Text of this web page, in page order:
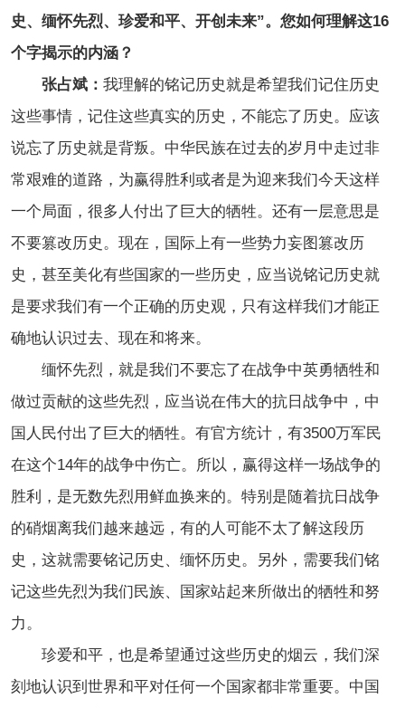
史、缅怀先烈、珍爱和平、开创未来”。您如何理解这16
个字揭示的内涵？
张占斌： 我理解的铭记历史就是希望我们记住历史
这些事情，记住这些真实的历史，不能忘了历史。应该
说忘了历史就是背叛。中华民族在过去的岁月中走过非
常艰难的道路，为赢得胜利或者是为迎来我们今天这样
一个局面，很多人付出了巨大的牺牲。还有一层意思是
不要篡改历史。现在，国际上有一些势力妄图篡改历
史，甚至美化有些国家的一些历史，应当说铭记历史就
是要求我们有一个正确的历史观，只有这样我们才能正
确地认识过去、现在和将来。
缅怀先烈，就是我们不要忘了在战争中英勇牺牲和
做过贡献的这些先烈，应当说在伟大的抗日战争中，中
国人民付出了巨大的牺牲。有官方统计，有3500万军民
在这个14年的战争中伤亡。所以，赢得这样一场战争的
胜利，是无数先烈用鲜血换来的。特别是随着抗日战争
的硝烟离我们越来越远，有的人可能不太了解这段历
史，这就需要铭记历史、缅怀历史。另外，需要我们铭
记这些先烈为我们民族、国家站起来所做出的牺牲和努
力。
珍爱和平，也是希望通过这些历史的烟云，我们深
刻地认识到世界和平对任何一个国家都非常重要。中国